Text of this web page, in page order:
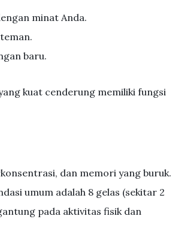
minat Anda.
baru.
kuat cenderung memiliki fungsi
dan memori yang buruk.
umum adalah 8 gelas (sekitar 2
pada aktivitas fisik dan